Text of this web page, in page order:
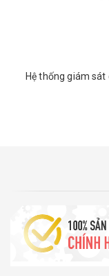
Hệ thống giám